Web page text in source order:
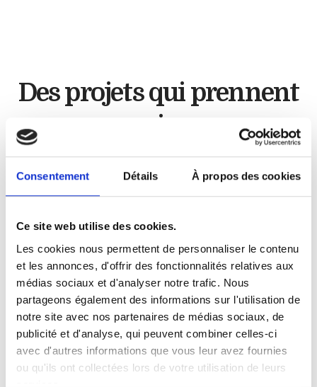
Consentement Détails À propos des cookies
Ce site web utilise des cookies.
Les cookies nous permettent de personnaliser le contenu
et les annonces, d'offrir des fonctionnalités relatives aux
médias sociaux et d'analyser notre trafic. Nous
partageons également des informations sur l'utilisation de
notre site avec nos partenaires de médias sociaux, de
publicité et d'analyse, qui peuvent combiner celles-ci
avec d'autres informations que vous leur avez fournies
ou qu'ils ont collectées lors de votre utilisation de leurs
services.
Des projets quiprennent
vie
ChezGLC Créations, chaque projet est unique.
À travers nos réalisations, nous mettons en
avant notre savoir-faire, notre exigence du détail
et notre passion pour les aménagements
intérieurs bien pensés.
De la cuisine moderne à la cuisine plus